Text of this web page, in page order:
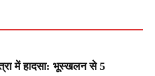
में हादसा: भूस्खलन से 5